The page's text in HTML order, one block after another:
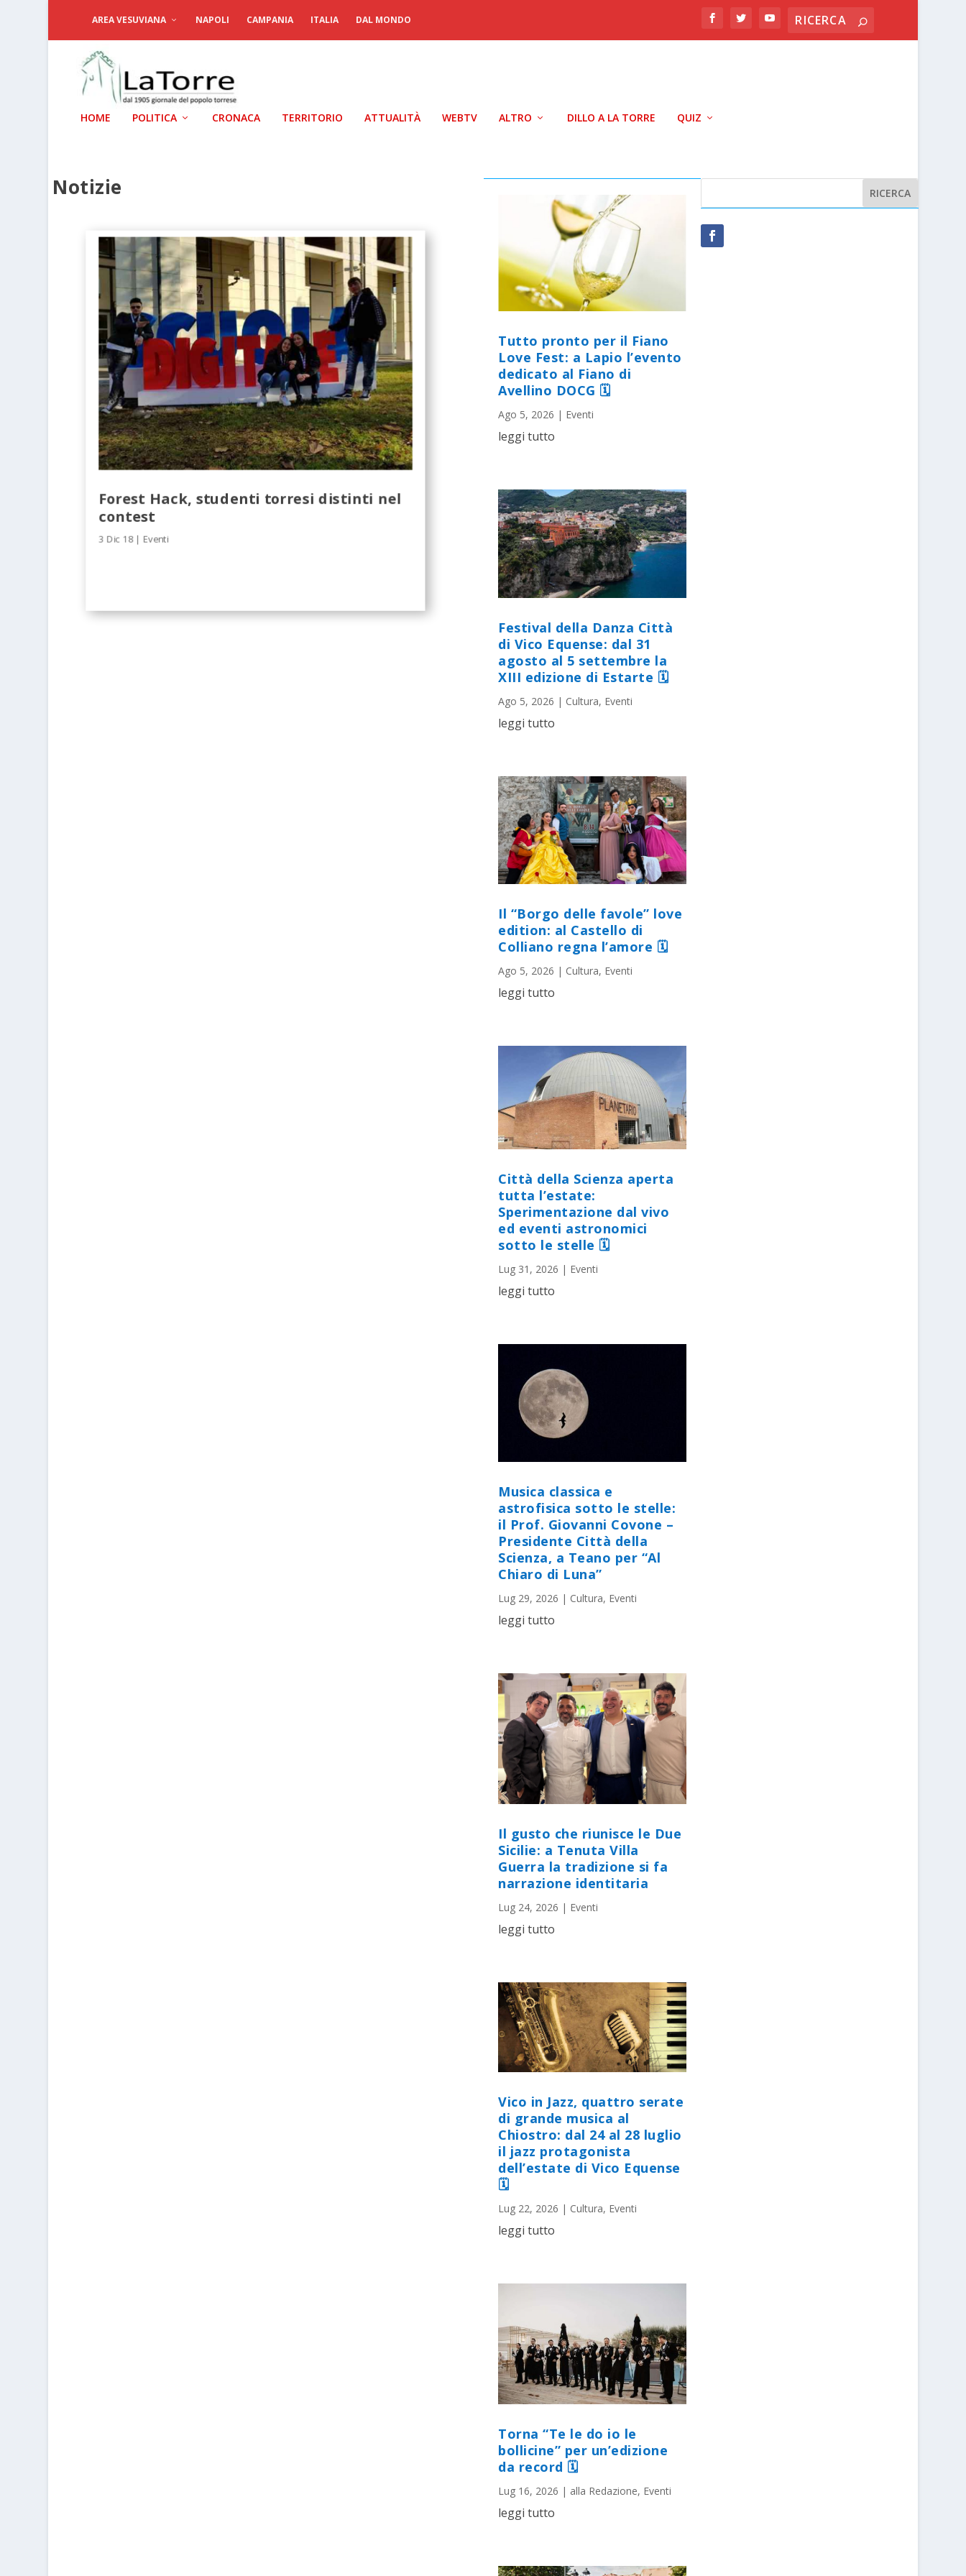
AREA VESUVIANA NAPOLI CAMPANIA ITALIA DAL MONDO
HOME POLITICA CRONACA TERRITORIO ATTUALITÀ WEBTV ALTRO DILLO A LA TORRE QUIZ
Notizie
Forest Hack, studenti torresi distinti nel
contest
3 Dic 18| Eventi
Tutto pronto per il Fiano
Love Fest: a Lapio l’evento
dedicato al Fiano di
Avellino DOCG 🗓
Ago 5, 2026 | Eventi
leggi tutto
Festival della Danza Città
di Vico Equense: dal 31
agosto al 5 settembre la
XIII edizione di Estarte 🗓
Ago 5, 2026 | Cultura, Eventi
leggi tutto
Il “Borgo delle favole” love
edition: al Castello di
Colliano regna l’amore 🗓
Ago 5, 2026 | Cultura, Eventi
leggi tutto
Città della Scienza aperta
tutta l’estate:
Sperimentazione dal vivo
ed eventi astronomici
sotto le stelle 🗓
Lug 31, 2026 | Eventi
leggi tutto
Musica classica e
astrofisica sotto le stelle:
il Prof. Giovanni Covone –
Presidente Città della
Scienza, a Teano per “Al
Chiaro di Luna”
Lug 29, 2026 | Cultura, Eventi
leggi tutto
Il gusto che riunisce le Due
Sicilie: a Tenuta Villa
Guerra la tradizione si fa
narrazione identitaria
Lug 24, 2026 | Eventi
leggi tutto
Vico in Jazz, quattro serate
di grande musica al
Chiostro: dal 24 al 28 luglio
il jazz protagonista
dell’estate di Vico Equense
🗓
Lug 22, 2026 | Cultura, Eventi
leggi tutto
Torna “Te le do io le
bollicine” per un’edizione
da record 🗓
Lug 16, 2026 | alla Redazione, Eventi
leggi tutto